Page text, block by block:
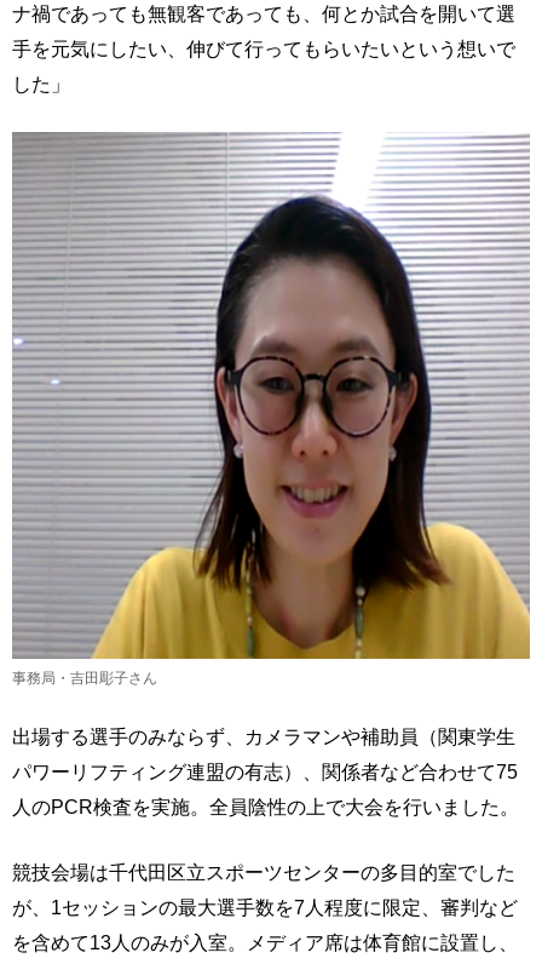
ナ禍であっても無観客であっても、何とか試合を開いて選
手を元気にしたい、伸びて行ってもらいたいという想いで
した」
事務局・吉田彫子さん
出場する選手のみならず、カメラマンや補助員（関東学生
パワーリフティング連盟の有志）、関係者など合わせて75
人のPCR検査を実施。全員陰性の上で大会を行いました。
競技会場は千代田区立スポーツセンターの多目的室でした
が、1セッションの最大選手数を7人程度に限定、審判など
を含めて13人のみが入室。メディア席は体育館に設置し、